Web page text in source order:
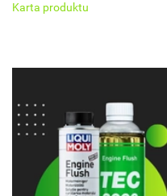
Karta produktu